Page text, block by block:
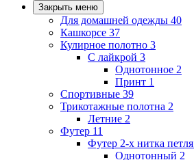
Закрыть меню
Для домашней одежды 40
Кашкорсе 37
Кулирное полотно 3
С лайкрой 3
Однотонное 2
Принт 1
Спортивные 39
Трикотажные полотна 2
Летние 2
Футер 11
Футер 2-х нитка петля
Однотонный 2